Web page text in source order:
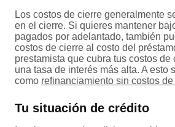
Los costos de cierre generalmente
en el cierre. Si quieres mantener
pagados por adelantado, también
costos de cierre al costo del
prestamista que cubra tus costos de
una tasa de interés más alta. A esto
como refinanciamiento sin costos
Tu situación de crédito